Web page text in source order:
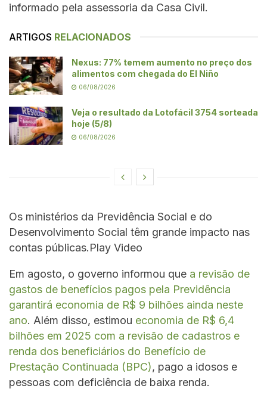
informado pela assessoria da Casa Civil.
ARTIGOS RELACIONADOS
Nexus: 77% temem aumento no preço dos
alimentos com chegada do El Niño
06/08/2026
Veja o resultado da Lotofácil 3754 sorteada
hoje (5/8)
06/08/2026
Os ministérios da Previdência Social e do
Desenvolvimento Social têm grande impacto nas
contas públicas.Play Video
Em agosto, o governo informou que a revisão de
gastos de benefícios pagos pela Previdência
garantirá economia de R$ 9 bilhões ainda neste
ano. Além disso, estimou economia de R$ 6,4
bilhões em 2025 com a revisão de cadastros e
renda dos beneficiários do Benefício de
Prestação Continuada (BPC), pago a idosos e
pessoas com deficiência de baixa renda.